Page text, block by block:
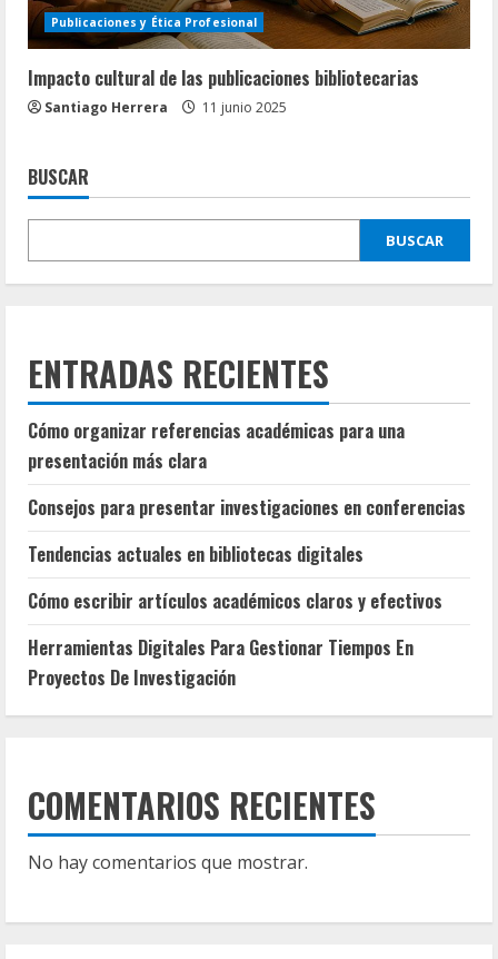
Publicaciones y Ética Profesional
Impacto cultural de las publicaciones bibliotecarias
Santiago Herrera 11 junio 2025
BUSCAR
BUSCAR
ENTRADAS RECIENTES
Cómo organizar referencias académicas para una
presentación más clara
Consejos para presentar investigaciones en conferencias
Tendencias actuales en bibliotecas digitales
Cómo escribir artículos académicos claros y efectivos
Herramientas Digitales Para Gestionar Tiempos En
Proyectos De Investigación
COMENTARIOS RECIENTES
No hay comentarios que mostrar.